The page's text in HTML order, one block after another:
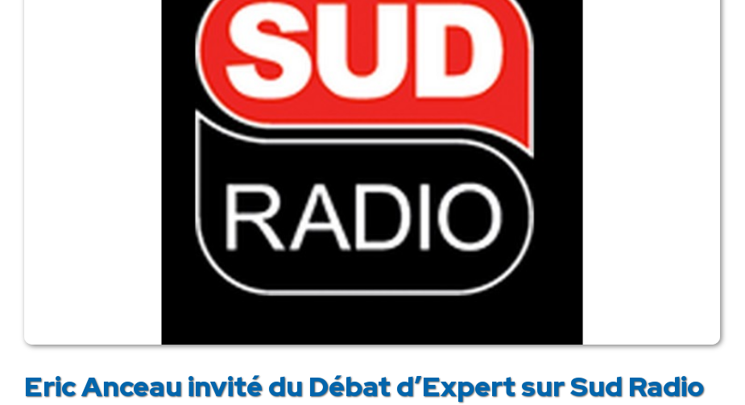
Eric Anceau invité du Débat d’Expert sur Sud Radio